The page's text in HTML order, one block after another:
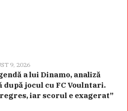
9, 2026
a lui Dinamo, analiză
după jocul cu FC Voulntari.
regres, iar scorul e exagerat”